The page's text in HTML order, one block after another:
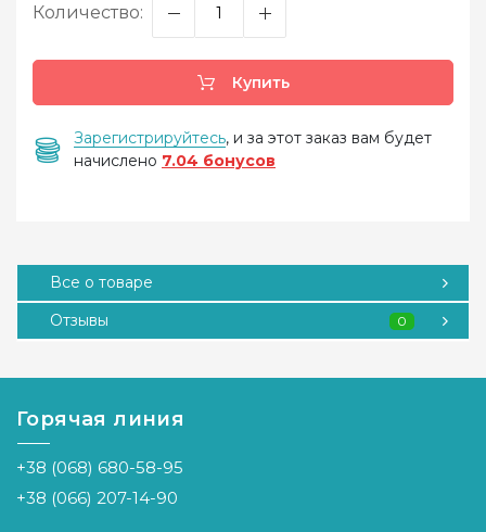
Количество:
Купить
Зарегистрируйтесь, и за этот заказ вам будет
начислено 7.04 бонусов
Все о товаре
Отзывы
0
Горячая линия
+38 (068) 680-58-95
+38 (066) 207-14-90